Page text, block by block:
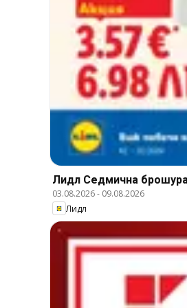
Лидл Cедмична
03.08.2026- 09.08.2026
Лидл